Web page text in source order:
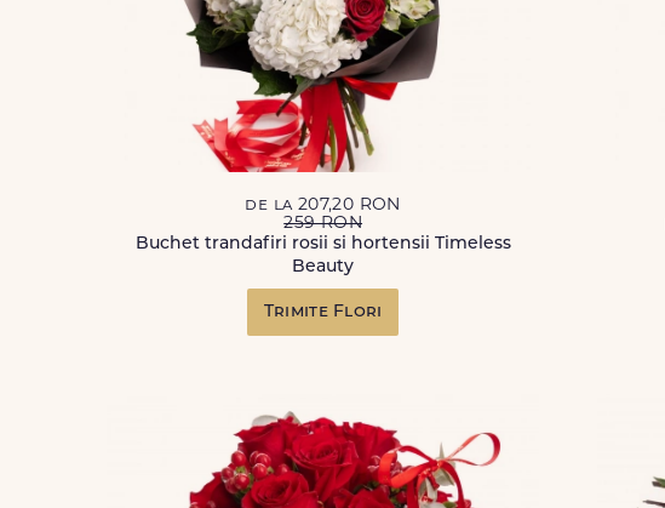
de la 207,20 RON
259 RON
Buchet trandafiri rosii si hortensii Timeless
Beauty
Trimite Flori